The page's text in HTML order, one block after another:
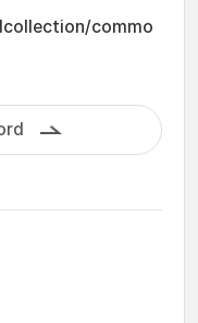
commo